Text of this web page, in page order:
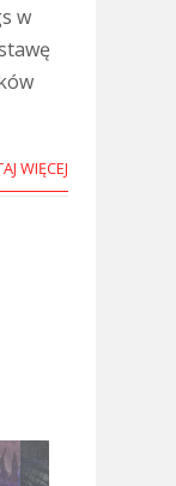
w
WIĘCEJ